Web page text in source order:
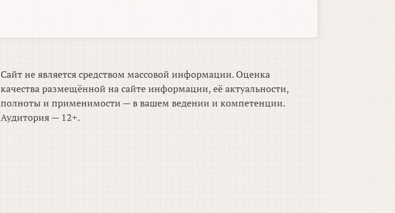
Сайт не является средством массовой информации. Оценка
качества размещённой на сайте информации, её актуальности,
полноты и применимости — в вашем ведении и компетенции.
Аудитория — 12+.